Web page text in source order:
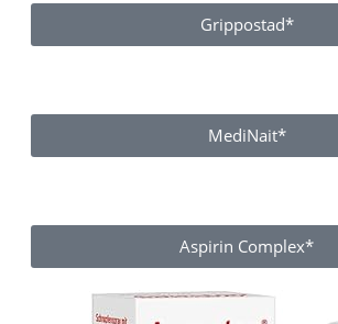
Grippostad*
MediNait*
Aspirin Complex*